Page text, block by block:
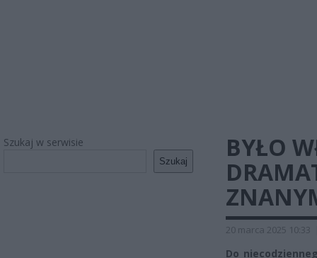
Szukaj w serwisie
Szukaj
BYŁO
20 marca 2025 10:33
Do